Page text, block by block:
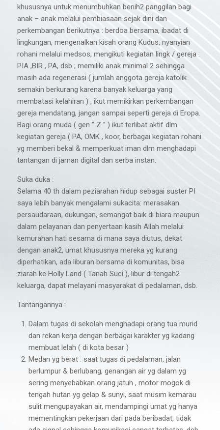
khususnya untuk menumbuhkan benih2 panggilan bagi
anak – anak melalui pembiasaan sejak dini dan
perkembangan berikutnya : berdoa bersama, ibadat di
lingkungan, mengenalkan kisah orang Kudus, nyanyian
rohani melalui medsos, mengikuti kegiatan lingk / gereja :
PIA ,BIR , PA, dsb ; memiliki anak minimal 2 sehingga
masih ada regenerasi ( jumlah anggota gereja katolik
semakin berkurang karena banyak keluarga yang
membatasi kelahiran ) , ikut memikirkan perkembangan
gereja mendatang, jangan sampai seperti gereja di Eropa.
Bagi orang muda ( gen ” Z ” ) ikut terlibat aktif dlm
kegiatan gereja ( PA, OMK , koor, berbagai kegiatan rohani
yg memberi bekal & memperkuat iman dlm menghadapi
tantangan di jaman digital dan serba instan.
Suka duka :
Selama 40 th dalam peziarahan hidup sebagai suster PI
saya lebih banyak mengalami sukacita: merasakan
persaudaraan, dukungan, semangat baik di biara maupun
dalam pelayanan dan penyertaan kasih Allah melalui
kemurahan hati sesama di mana saya diutus, dekat
dengan anak2, umat khususnya mereka yg kurang
diperhatikan, ada liburan bersama di komunitas, bisa
ziarah ke Holly Land ( Tanah Suci ), libur di tengah2
keluarga, dapat melayani masyarakat di pedalaman, dsb.
Tantangannya :
Dalam tugas di sekolah menghadapi orang tua murid
dan rekan kerja dengan berbagai karakter yg kadang
membuat lelah ( di kota besar )
Medan yg berat : saat tugas di pedalaman, jalan
berlumpur & berlubang, genangan air yg dalam yg
sering menyebabkan orang jatuh , motor mogok di
tengah hutan yg gelap & sunyi, saat musim kemarau
sulit mengupayakan air, mendampingi umat yg hanya
mementingkan pekerjaan dari pada beribadat, tidak